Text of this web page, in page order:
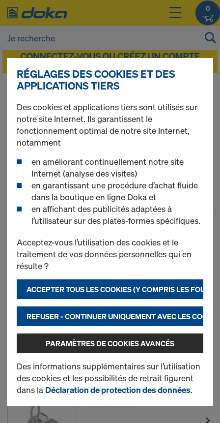
0
Vous pouvez afficher les prix de vos produits
Coffrage-cadre
Framax S Xlife
64 produits trouvés
Le plus recherché
Framax
Neuf
Occasion
Crochet de levage Framax
RÉGLAGES DES COOKIES ET DES
APPLICATIONS TIERS
Des cookies et applications tiers sont utilisés sur
notre site Internet. Ils garantissent le
fonctionnement optimal de notre site Internet,
notamment
en améliorant continuellement notre site
Internet (analyse des visites)
en garantissant une procédure d’achat fluide
dans la boutique en ligne Doka et
en affichant des publicités adaptées à
l’utilisateur sur des plates-formes spécifiques.
Acceptez-vous l’utilisation des cookies et le
traitement de vos données personnelles qui en
résulte ?
ACCEPTER TOUS LES COOKIES (Y COMPRIS LES
REFUSER - CONTINUER UNIQUEMENT AVEC LES
PARAMÈTRES DE COOKIES AVANCÉS
Des informations supplémentaires sur l’utilisation
des cookies et les possibilités de retrait figurent
dans la Déclaration de protection des données.